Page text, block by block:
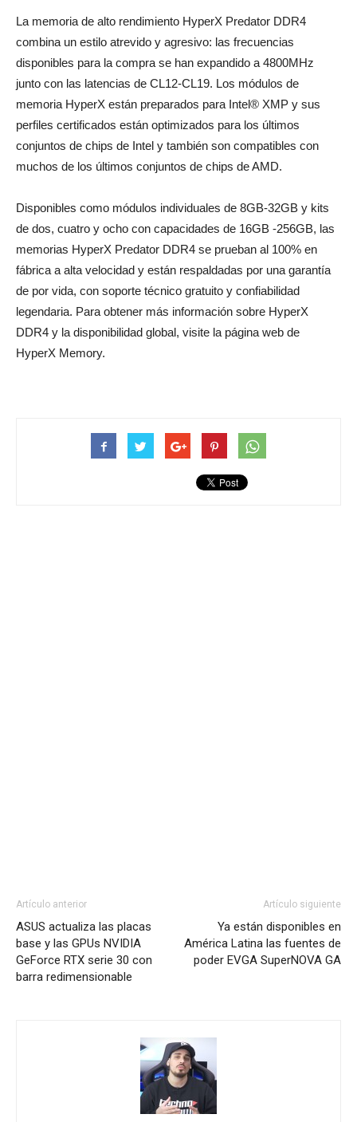
La memoria de alto rendimiento HyperX Predator DDR4
combina un estilo atrevido y agresivo: las frecuencias
disponibles para la compra se han expandido a 4800MHz
junto con las latencias de CL12-CL19. Los módulos de
memoria HyperX están preparados para Intel® XMP y sus
perfiles certificados están optimizados para los últimos
conjuntos de chips de Intel y también son compatibles con
muchos de los últimos conjuntos de chips de AMD.
Disponibles como módulos individuales de 8GB-32GB y kits
de dos, cuatro y ocho con capacidades de 16GB -256GB, las
memorias HyperX Predator DDR4 se prueban al 100% en
fábrica a alta velocidad y están respaldadas por una garantía
de por vida, con soporte técnico gratuito y confiabilidad
legendaria. Para obtener más información sobre HyperX
DDR4 y la disponibilidad global, visite la página web de
HyperX Memory.
Artículo anterior
ASUS actualiza las placas
base y las GPUs NVIDIA
GeForce RTX serie 30 con
barra redimensionable
Artículo siguiente
Ya están disponibles en
América Latina las fuentes de
poder EVGA SuperNOVA GA